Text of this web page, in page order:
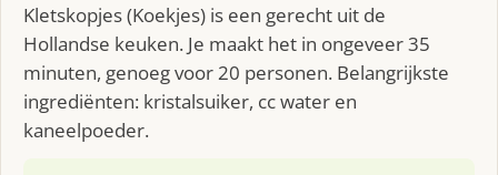
Kletskopjes (Koekjes) is een gerecht uit de
Hollandse keuken. Je maakt het in ongeveer 35
minuten, genoeg voor 20 personen. Belangrijkste
ingrediënten: kristalsuiker, cc water en
kaneelpoeder.